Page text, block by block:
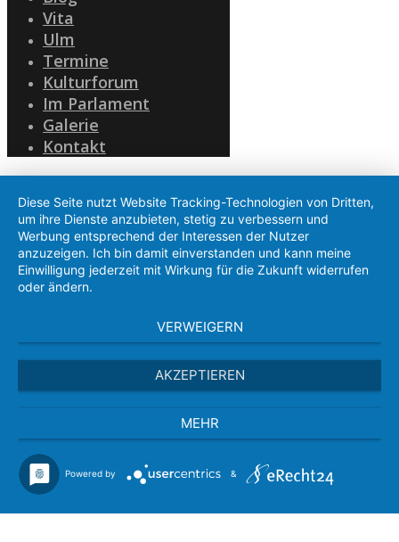
Vita
Ulm
Termine
Kulturforum
Im Parlament
Galerie
Kontakt
Diese Seite nutzt Website Tracking-Technologien von Dritten,
um ihre Dienste anzubieten, stetig zu verbessern und
Werbung entsprechend der Interessen der Nutzer
anzuzeigen. Ich bin damit einverstanden und kann meine
Einwilligung jederzeit mit Wirkung für die Zukunft widerrufen
oder ändern.
VERWEIGERN
AKZEPTIEREN
MEHR
Powered by &